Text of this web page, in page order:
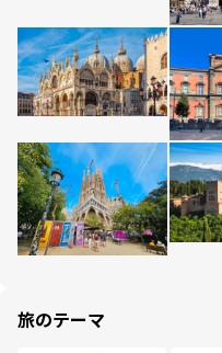
旅のテーマ